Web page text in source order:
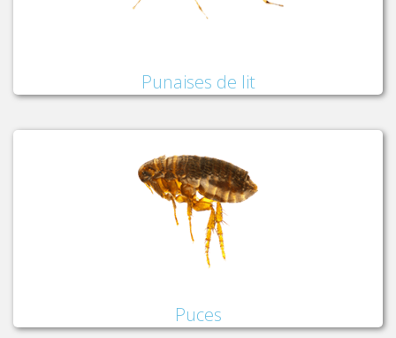
Punaises de lit
Puces